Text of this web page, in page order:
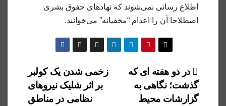
اطلاع رسانی نمی‌شوند که نهادهای حقوق بشری
اصطلاحا آن را اعدام “مخفیانه” می‌خوانند.
راهبری
نوشته
زخمی شدن یک کولبر
بر اثر شلیک نیروهای
نظامی در مناطق
در دو هفته ای که
گذشت؛ نگاهی به
گزارشات محیط‌